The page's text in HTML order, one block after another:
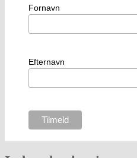
Fornavn
Efternavn